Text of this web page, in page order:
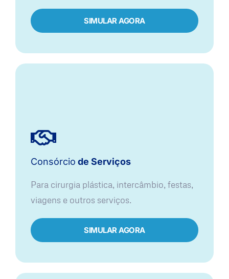
SIMULAR AGORA
Consórcio de Serviços
Para cirurgia plástica, intercâmbio, festas,
viagens e outros serviços.
SIMULAR AGORA